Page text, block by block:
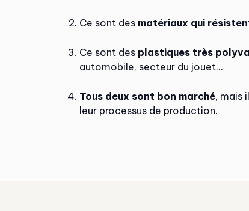
Ce sont des matériaux qui
Ce sont des plastiques très
automobile, secteur du jouet…
Tous deux sont bon marché, mais
leur processus de production.